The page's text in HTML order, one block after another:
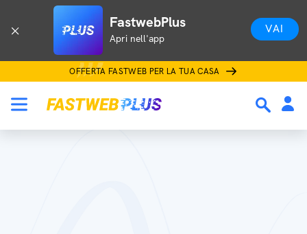
FastwebPlus
Apri nell'app
VAI
OFFERTA FASTWEB PER LA TUA CASA